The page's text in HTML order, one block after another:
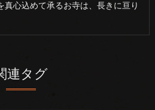
真心込めて承るお寺は、長きに亘り
連タグ